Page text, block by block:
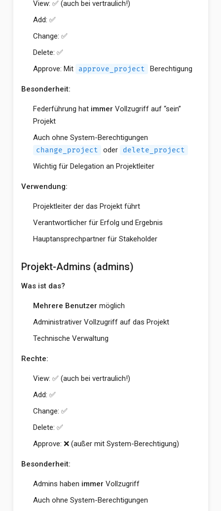
View: ✅ (auch bei vertraulich!)
Add: ✅
Change: ✅
Delete: ✅
Approve: Mit
approve_project Berechtigung
Besonderheit:
Federführung hat immer Vollzugriff auf “sein”
Projekt
Auch ohne System-Berechtigungen
change_project oder delete_project
Wichtig für Delegation an Projektleiter
Verwendung:
Projektleiter der das Projekt führt
Verantwortlicher für Erfolg und Ergebnis
Hauptansprechpartner für Stakeholder
Projekt-Admins (admins)
Was ist das?
Mehrere Benutzer möglich
Administrativer Vollzugriff auf das Projekt
Technische Verwaltung
Rechte:
View: ✅ (auch bei vertraulich!)
Add: ✅
Change: ✅
Delete: ✅
Approve: ❌ (außer mit System-Berechtigung)
Besonderheit:
Admins haben immer Vollzugriff
Auch ohne System-Berechtigungen